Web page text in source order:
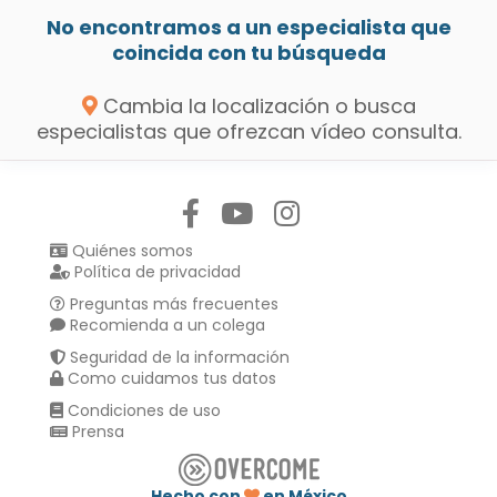
No encontramos a un especialista que
coincida con tu búsqueda
Cambia la localización o busca
especialistas que ofrezcan vídeo consulta.
Quiénes somos
Política de privacidad
Preguntas más frecuentes
Recomienda a un colega
Seguridad de la información
Como cuidamos tus datos
Condiciones de uso
Prensa